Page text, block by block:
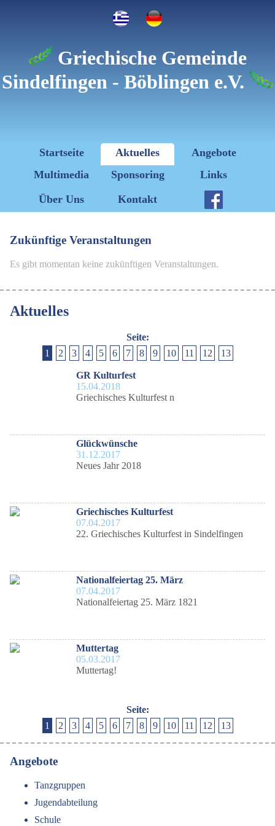
Griechische Gemeinde
Sindelfingen - Böblingen e.V.
Startseite Aktuelles
Angebote
Multimedia
Sponsoring
Links
Über Uns
Kontakt
Zukünftige Veranstaltungen
Es gibt momentan keine zukünftigen Veranstaltungen.
Aktuelles
Seite:
1
2 3 4 5 6 7 8 9 10 11 12 13
GR Kulturfest
15.04.2018
Griechisches Kulturfest n
Glückwünsche
31.12.2017
Neues Jahr 2018
Griechisches Kulturfest
07.04.2017
22. Griechisches Kulturfest in Sindelfingen
Nationalfeiertag 25. März
07.04.2017
Nationalfeiertag 25. März 1821
Muttertag
05.03.2017
Muttertag!
Seite:
1
2 3 4 5 6 7 8 9 10 11 12 13
Angebote
Tanzgruppen
Jugendabteilung
Schule